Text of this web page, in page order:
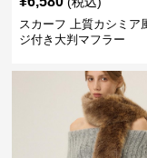
スカーフ 上質カシミア
ジ付き大判マフラー